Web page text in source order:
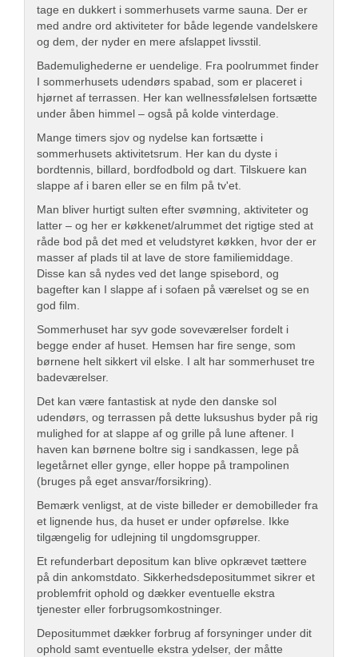
tage en dukkert i sommerhusets varme sauna. Der er
med andre ord aktiviteter for både legende vandelskere
og dem, der nyder en mere afslappet livsstil.
Bademulighederne er uendelige. Fra poolrummet finder
I sommerhusets udendørs spabad, som er placeret i
hjørnet af terrassen. Her kan wellnessfølelsen fortsætte
under åben himmel – også på kolde vinterdage.
Mange timers sjov og nydelse kan fortsætte i
sommerhusets aktivitetsrum. Her kan du dyste i
bordtennis, billard, bordfodbold og dart. Tilskuere kan
slappe af i baren eller se en film på tv'et.
Man bliver hurtigt sulten efter svømning, aktiviteter og
latter – og her er køkkenet/alrummet det rigtige sted at
råde bod på det med et veludstyret køkken, hvor der er
masser af plads til at lave de store familiemiddage.
Disse kan så nydes ved det lange spisebord, og
bagefter kan I slappe af i sofaen på værelset og se en
god film.
Sommerhuset har syv gode soveværelser fordelt i
begge ender af huset. Hemsen har fire senge, som
børnene helt sikkert vil elske. I alt har sommerhuset tre
badeværelser.
Det kan være fantastisk at nyde den danske sol
udendørs, og terrassen på dette luksushus byder på rig
mulighed for at slappe af og grille på lune aftener. I
haven kan børnene boltre sig i sandkassen, lege på
legetårnet eller gynge, eller hoppe på trampolinen
(bruges på eget ansvar/forsikring).
Bemærk venligst, at de viste billeder er demobilleder fra
et lignende hus, da huset er under opførelse. Ikke
tilgængelig for udlejning til ungdomsgrupper.
Et refunderbart depositum kan blive opkrævet tættere
på din ankomstdato. Sikkerhedsdepositummet sikrer et
problemfrit ophold og dækker eventuelle ekstra
tjenester eller forbrugsomkostninger.
Depositummet dækker forbrug af forsyninger under dit
ophold samt eventuelle ekstra ydelser, der måtte